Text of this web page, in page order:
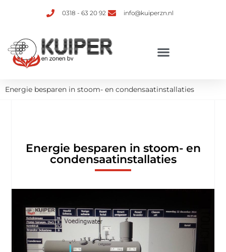
0318 - 63 20 92 info@kuiperzn.nl
Energie besparen in stoom- en condensaatinstallaties
Energie besparen in stoom- en
condensaatinstallaties